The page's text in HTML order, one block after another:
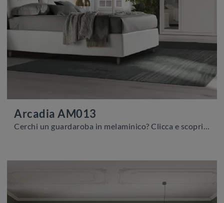
Arcadia AM013
Cerchi un guardaroba in melaminico? Clicca e scopri armadi a muro con ante scorrevoli di Colombini Casa.